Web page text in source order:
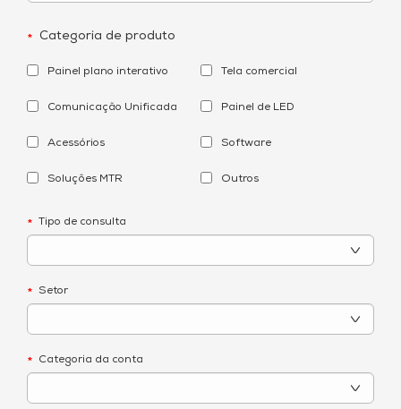
* Categoria de produto
Painel plano interativo Tela comercial
Comunicação Unificada Painel de LED
Acessórios Software
Soluções MTR Outros
* Tipo de consulta
* Setor
* Categoria da conta